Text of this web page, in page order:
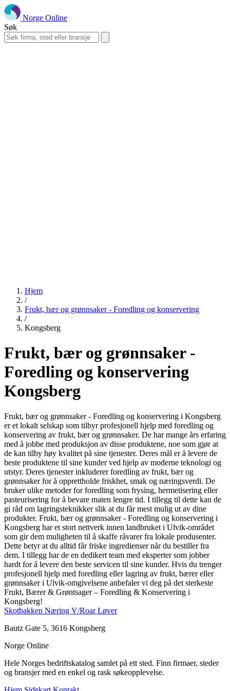
Norge Online
Søk
Hjem
/
Frukt, bær og grønnsaker - Foredling og konservering
/
Kongsberg
Frukt, bær og grønnsaker -
Foredling og konservering
Kongsberg
Frukt, bær og grønnsaker - Foredling og konservering i Kongsberg
er et lokalt selskap som tilbyr profesjonell hjelp med foredling og
konservering av frukt, bær og grønnsaker. De har mange års erfaring
med å jobbe med produksjon av disse produktene, noe som gjør at
de kan tilby høy kvalitet på sine tjenester. Deres mål er å levere de
beste produktene til sine kunder ved hjelp av moderne teknologi og
utstyr. Deres tjenester inkluderer foredling av frukt, bær og
grønnsaker for å opprettholde friskhet, smak og næringsverdi. De
bruker ulike metoder for foredling som frysing, hermetisering eller
pasteurisering for å bevare maten lengre tid. I tillegg til dette kan de
gi råd om lagringsteknikker slik at du får mest mulig ut av dine
produkter. Frukt, bær og grønnsaker - Foredling og konservering i
Kongsberg har et stort nettverk innen landbruket i Ulvik-området
som gir dem muligheten til å skaffe råvarer fra lokale produsenter.
Dette betyr at du alltid får friske ingredienser når du bestiller fra
dem. I tillegg har de en dedikert team med eksperter som jobber
hardt for å levere den beste servicen til sine kunder. Hvis du trenger
profesjonell hjelp med foredling eller lagring av frukt, bærer eller
grønnsaker i Ulvik-omgivelsene anbefaler vi deg på det sterkeste
Frukt, Bærer & Grøntsager – Foredling & Konservering i
Kongsberg!
Skotbakken Næring V/Roar Løver
Bautz Gate 5, 3616 Kongsberg
Norge Online
Hele Norges bedriftskatalog samlet på ett sted. Finn firmaer, steder
og bransjer med en enkel og rask søkeopplevelse.